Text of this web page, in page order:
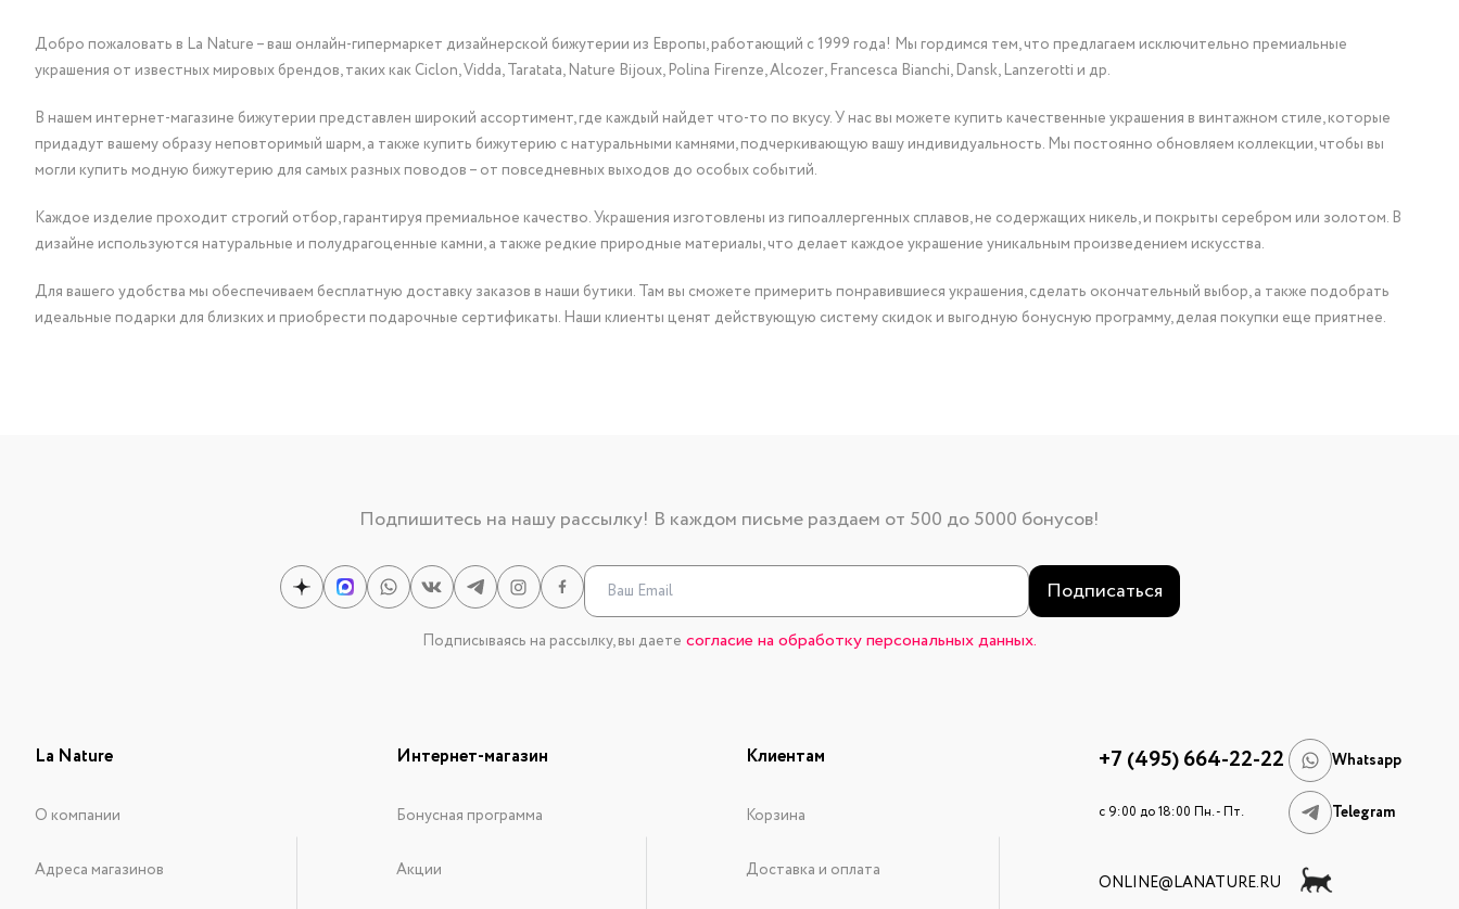
Добро пожаловать в La Nature – ваш онлайн-гипермаркет дизайнерской бижутерии из Европы, работающий с 1999 года! Мы гордимся тем, что предлагаем исключительно премиальные
украшения от известных мировых брендов, таких как Ciclon, Vidda, Taratata, Nature Bijoux, Polina Firenze, Alcozer, Francesca Bianchi, Dansk, Lanzerotti и др.
В нашем интернет-магазине бижутерии представлен широкий ассортимент, где каждый найдет что-то по вкусу. У нас вы можете купить качественные украшения в винтажном стиле, которые
придадут вашему образу неповторимый шарм, а также купить бижутерию с натуральными камнями, подчеркивающую вашу индивидуальность. Мы постоянно обновляем коллекции, чтобы вы
могли купить модную бижутерию для самых разных поводов – от повседневных выходов до особых событий.
Каждое изделие проходит строгий отбор, гарантируя премиальное качество. Украшения изготовлены из гипоаллергенных сплавов, не содержащих никель, и покрыты серебром или золотом. В
дизайне используются натуральные и полудрагоценные камни, а также редкие природные материалы, что делает каждое украшение уникальным произведением искусства.
Для вашего удобства мы обеспечиваем бесплатную доставку заказов в наши бутики. Там вы сможете примерить понравившиеся украшения, сделать окончательный выбор, а также подобрать
идеальные подарки для близких и приобрести подарочные сертификаты. Наши клиенты ценят действующую систему скидок и выгодную бонусную программу, делая покупки еще приятнее.
Подпишитесь на нашу рассылку! В каждом письме раздаем от 500 до 5000 бонусов!
Подписаться
Подписываясь на рассылку, вы даете согласие на обработку персональных данных.
La Nature
О компании
Адреса магазинов
Интернет-магазин
Бонусная программа
Акции
Клиентам
Корзина
Доставка и оплата
+7 (495) 664-22-22 Whatsapp
c 9:00 до 18:00 Пн. - Пт. Telegram
ONLINE@LANATURE.RU